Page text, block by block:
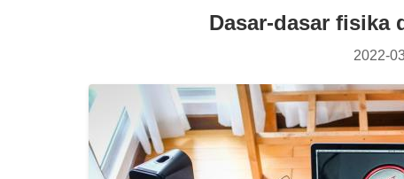
Dasar-dasar fisika
2022-